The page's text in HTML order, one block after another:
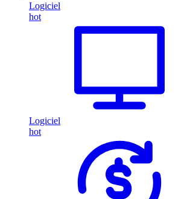
Logiciel
hot
Logiciel
hot